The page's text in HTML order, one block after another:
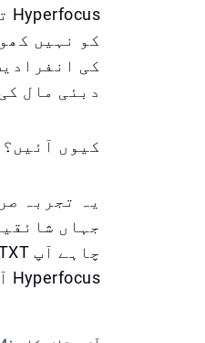
کو نہیں
کی
دبئی مال
کیوں آئیں؟
جہاں
Hyperfocus آپ کو متاثر کرے گا۔